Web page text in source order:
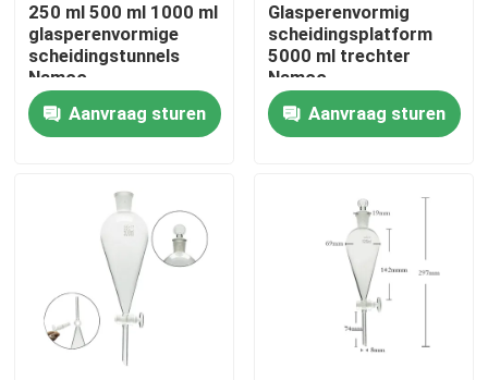
Thuis
Producten
Over ons
250 ml 500 ml 1000 ml
glasperenvormige
scheidingstunnels
Namco
scheidingstunnel
Aanvraag sturen
Glasperenvormig
scheidingsplatform
5000 ml trechter
Namco
scheidingstrechter
Aanvraag sturen